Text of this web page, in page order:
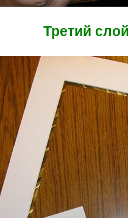
Третий